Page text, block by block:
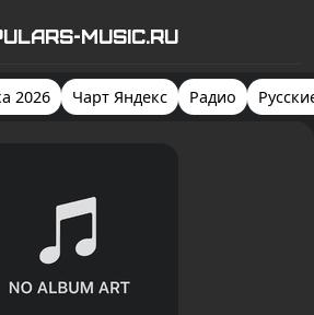
MUSIC.RU
2026 Чарт Яндекс Радио